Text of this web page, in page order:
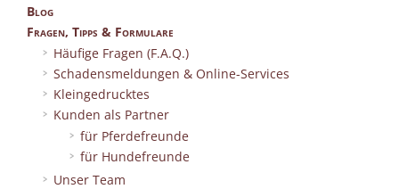
Blog
Fragen, Tipps & Formulare
Häufige Fragen (F.A.Q.)
Schadensmeldungen & Online-Services
Kleingedrucktes
Kunden als Partner
für Pferdefreunde
für Hundefreunde
Unser Team